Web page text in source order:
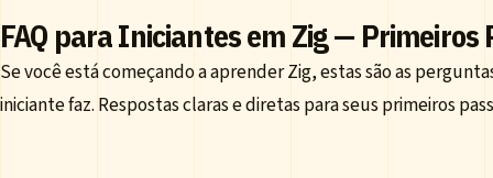
FAQ para Iniciantes em Zig — Primeiros
Se você está começando a aprender Zig, estas são as
iniciante faz. Respostas claras e diretas para seus primeiros